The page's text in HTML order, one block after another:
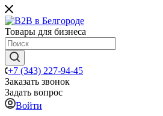
Товары для бизнеса
+7 (343) 227-94-45
Заказать звонок
Задать вопрос
Войти